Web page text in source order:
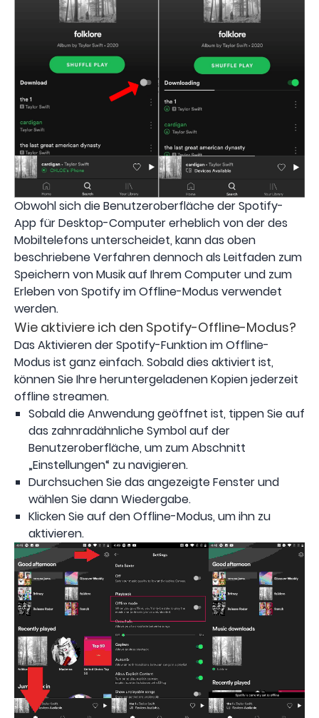
Obwohl sich die Benutzeroberfläche der Spotify-
App für Desktop-Computer erheblich von der des
Mobiltelefons unterscheidet, kann das oben
beschriebene Verfahren dennoch als Leitfaden zum
Speichern von Musik auf Ihrem Computer und zum
Erleben von Spotify im Offline-Modus verwendet
werden.
Wie aktiviere ich den Spotify-Offline-Modus?
Das Aktivieren der Spotify-Funktion im Offline-
Modus ist ganz einfach. Sobald dies aktiviert ist,
können Sie Ihre heruntergeladenen Kopien jederzeit
offline streamen.
Sobald die Anwendung geöffnet ist, tippen Sie auf
das zahnradähnliche Symbol auf der
Benutzeroberfläche, um zum Abschnitt
„Einstellungen“ zu navigieren.
Durchsuchen Sie das angezeigte Fenster und
wählen Sie dann Wiedergabe.
Klicken Sie auf den Offline-Modus, um ihn zu
aktivieren.